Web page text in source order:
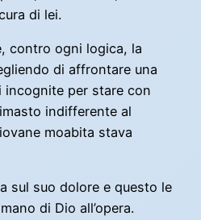
di lei.
contro ogni logica, la
di affrontare una
per stare con
indifferente al
moabita stava
sul suo dolore e questo le
di Dio all’opera.